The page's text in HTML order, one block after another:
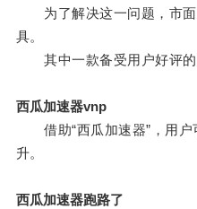
为了解决这一问题，市面
具。
其中一款备受用户好评的
西瓜加速器vnp
借助“西瓜加速器”，用户
升。
西瓜加速器跑路了